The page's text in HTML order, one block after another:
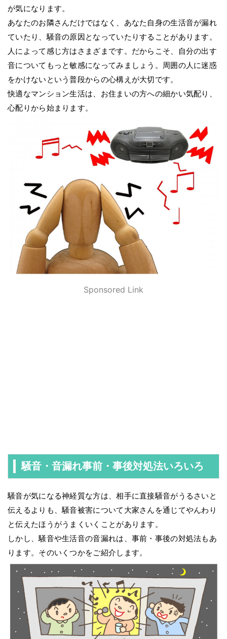
が気になります。
あなたのお隣さんだけではなく、あなた自身の生活音が漏れ
ていたり、騒音の原因となっていたりすることがあります。
人によって感じ方はさまざまです。だからこそ、自分の出す
音についてもっと敏感になってみましょう。周囲の人に迷惑
をかけないという普段からの心構えが大切です。
快適なマンション生活は、お住まいの方への細かい気配り、
心配りから始まります。
Sponsored Link
騒音・音漏れ事前・事後対処法いろいろ
騒音が気になる神経質な方は、相手に直接騒音がうるさいと
伝えるよりも、騒音被害について大家さんを通じてやんわり
と伝えたほうがうまくいくことがあります。
しかし、騒音や生活音の音漏れは、事前・事後の対処法もあ
ります。そのいくつかをご紹介します。